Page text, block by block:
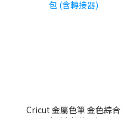
Cricut 金屬色筆 金色綜合